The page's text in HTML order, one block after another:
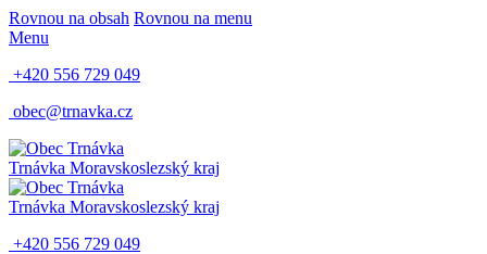
Rovnou na obsah Rovnou na menu
Menu
+420 556 729 049
obec@trnavka.cz
Trnávka Moravskoslezský kraj
Trnávka Moravskoslezský kraj
+420 556 729 049